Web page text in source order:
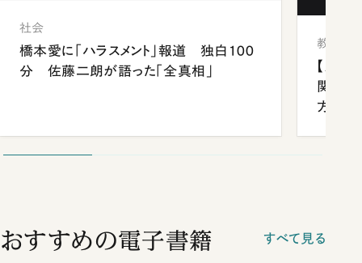
社会
橋本愛に「ハラスメント」報道 独白100
分 佐藤二朗が語った「全真相」
教育
【九州
関西
方
おすすめの電子書籍 すべて見る